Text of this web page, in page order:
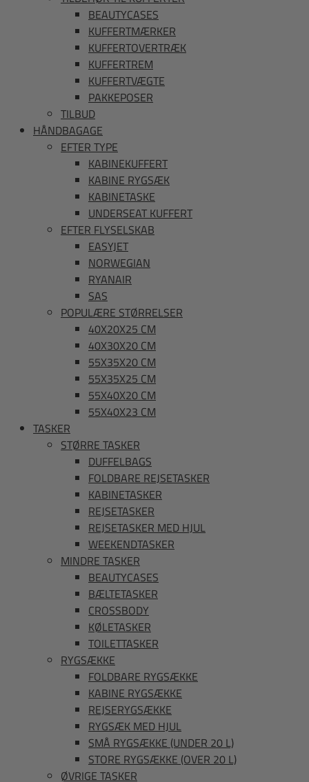
BEAUTYCASES
KUFFERTMÆRKER
KUFFERTOVERTRÆK
KUFFERTREM
KUFFERTVÆGTE
PAKKEPOSER
TILBUD
HÅNDBAGAGE
EFTER TYPE
KABINEKUFFERT
KABINE RYGSÆK
KABINETASKE
UNDERSEAT KUFFERT
EFTER FLYSELSKAB
EASYJET
NORWEGIAN
RYANAIR
SAS
POPULÆRE STØRRELSER
40X20X25 CM
40X30X20 CM
55X35X20 CM
55X35X25 CM
55X40X20 CM
55X40X23 CM
TASKER
STØRRE TASKER
DUFFELBAGS
FOLDBARE REJSETASKER
KABINETASKER
REJSETASKER
REJSETASKER MED HJUL
WEEKENDTASKER
MINDRE TASKER
BEAUTYCASES
BÆLTETASKER
CROSSBODY
KØLETASKER
TOILETTASKER
RYGSÆKKE
FOLDBARE RYGSÆKKE
KABINE RYGSÆKKE
REJSERYGSÆKKE
RYGSÆK MED HJUL
SMÅ RYGSÆKKE (UNDER 20 L)
STORE RYGSÆKKE (OVER 20 L)
ØVRIGE TASKER